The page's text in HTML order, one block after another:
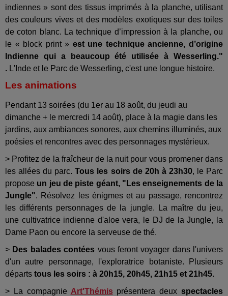
indiennes » sont des tissus imprimés à la planche, utilisant
des couleurs vives et des modèles exotiques sur des toiles
de coton blanc. La technique d’impression à la planche, ou
le « block print » est une technique ancienne, d’origine
Indienne qui a beaucoup été utilisée à Wesserling."
. L'Inde et le Parc de Wesserling, c'est une longue histoire.
Les animations
Pendant 13 soirées (du 1er au 18 août, du jeudi au
dimanche + le mercredi 14 août), place à la magie dans les
jardins, aux ambiances sonores, aux chemins illuminés, aux
poésies et rencontres avec des personnages mystérieux.
> Profitez de la fraîcheur de la nuit pour vous promener dans
les allées du parc.Tous les soirs de 20h à 23h30, le Parc
propose un jeu de piste géant, "Les enseignements de la
Jungle". Résolvez les énigmes et au passage, rencontrez
les différents personnages de la jungle. La maître du jeu,
une cultivatrice indienne d'aloe vera, le DJ de la Jungle, la
Dame Paon ou encore la serveuse de thé.
> Des balades contées vous feront voyager dans l'univers
d'un autre personnage, l'exploratrice botaniste. Plusieurs
départs tous les soirs : à 20h15, 20h45, 21h15 et 21h45.
> La compagnie Art'Thémisprésentera deux spectacles